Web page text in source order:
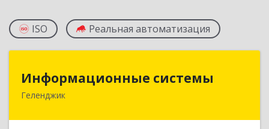
ISO Реальная автоматизация
Информационные системы
Геленджик353475, Краснодарский край, Геленджик г,